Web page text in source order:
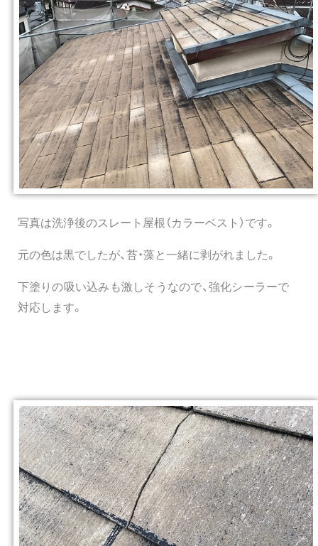
写真は洗浄後のスレート屋根（カラーベスト）です。
元の色は黒でしたが、苔・藻と一緒に剥がれました。
下塗りの吸い込みも激しそうなので、強化シーラーで
対応します。